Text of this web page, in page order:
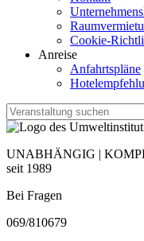
Cookie-
Anreise
Anfahrtspläne
UNABHÄNGIG |
seit 1989
Bei Fragen
069/810679